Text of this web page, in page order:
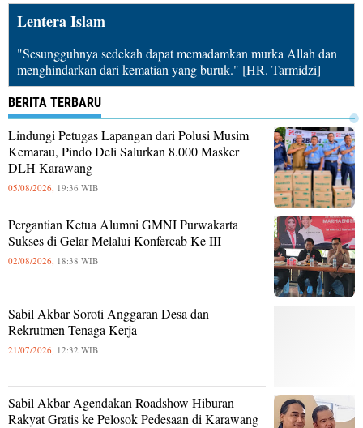
Lentera Islam
"Sesungguhnya sedekah dapat memadamkan murka Allah dan
menghindarkan dari kematian yang buruk." [HR. Tarmidzi]
BERITA TERBARU
Lindungi Petugas Lapangan dari Polusi Musim
Kemarau, Pindo Deli Salurkan 8.000 Masker
DLH Karawang
05/08/2026, 19:36 WIB
Pergantian Ketua Alumni GMNI Purwakarta
Sukses di Gelar Melalui Konfercab Ke III
02/08/2026, 18:38 WIB
Sabil Akbar Soroti Anggaran Desa dan
Rekrutmen Tenaga Kerja
21/07/2026, 12:32 WIB
Sabil Akbar Agendakan Roadshow Hiburan
Rakyat Gratis ke Pelosok Pedesaan di Karawang